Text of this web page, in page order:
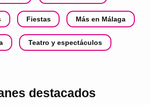
Fiestas Más en Málaga
Teatro y espectáculos
destacados